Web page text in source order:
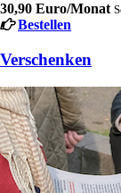
30,90 Euro/Monat
Bestellen
Verschenken